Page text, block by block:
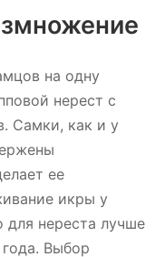
на одну
нерест с
Самки, как и у
ее
икры у
для нереста лучше
Выбор